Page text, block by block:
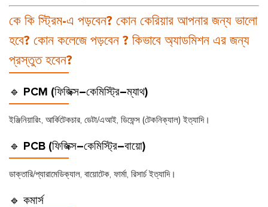
কে কি স্ট্রিম-এ পড়বেন? কোন কেরিয়ার আপনার জন্য ভালো
হবে? কোন কলেজে পড়বেন ? কিভাবে অ্যাডমিশন এর জন্য
প্রস্তুত হবেন?
🔹 PCM (ফিজিক্স–কেমিস্ট্রি–ম্যাথ)
ইঞ্জিনিয়ারিং, আর্কিটেকচার, ডেটা/এআই, ডিফেন্স (টেকনিক্যাল) ইত্যাদি।
🔹 PCB (ফিজিক্স–কেমিস্ট্রি–বায়ো)
ডাক্তারি/প্যারামেডিক্যাল, বায়োটেক, ফার্মা, রিসার্চ ইত্যাদি।
🔹 কমার্স